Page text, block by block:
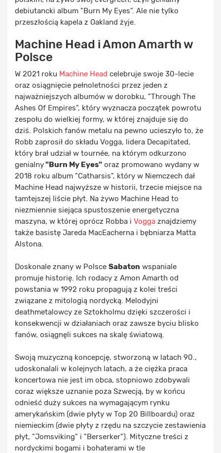
debiutancki album "Burn My Eyes". Ale nie tylko
przeszłością kapela z Oakland żyje.
Machine Head i Amon Amarth w
Polsce
W 2021 roku Machine Head celebruje swoje 30-lecie
oraz osiągnięcie pełnoletności przez jeden z
najważniejszych albumów w dorobku, "Through The
Ashes Of Empires", który wyznacza początek powrotu
zespołu do wielkiej formy, w której znajduje się do
dziś. Polskich fanów metalu na pewno ucieszyło to, że
Robb zaprosił do składu Vogga, lidera Decapitated,
który brał udział w tournée, na którym odkurzono
genialny"Burn My Eyes" oraz promowano wydany w
2018 roku album "Catharsis", który w Niemczech dał
Machine Head najwyższe w historii, trzecie miejsce na
tamtejszej liście płyt. Na żywo Machine Head to
niezmiennie siejąca spustoszenie energetyczna
maszyna, w której oprócz Robba i Vogga znajdziemy
także basistę Jareda MacEacherna i bębniarza Matta
Alstona.
Doskonale znany w Polsce Sabaton wspaniale
promuje historię. Ich rodacy z Amon Amarth od
powstania w 1992 roku propagują z kolei treści
związane z mitologią nordycką. Melodyjni
deathmetalowcy ze Sztokholmu dzięki szczerości i
konsekwencji w działaniach oraz zawsze byciu blisko
fanów, osiągnęli sukces na skalę światową.
Swoją muzyczną koncepcję, stworzoną w latach 90.,
udoskonalali w kolejnych latach, a że ciężka praca
koncertowa nie jest im obca, stopniowo zdobywali
coraz większe uznanie poza Szwecją, by w końcu
odnieść duży sukces na wymagającym rynku
amerykańskim (dwie płyty w Top 20 Billboardu) oraz
niemieckim (dwie płyty z rzędu na szczycie zestawienia
płyt, "Jomsviking" i "Berserker"). Mityczne treści z
nordyckimi bogami i bohaterami w tle